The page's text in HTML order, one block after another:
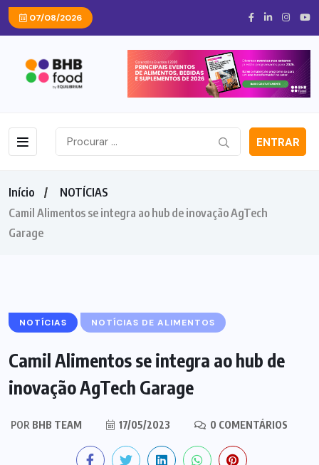
07/08/2026
ENTRAR
Início
NOTÍCIAS
Camil Alimentos se integra ao hub de inovação AgTech
Garage
NOTÍCIAS NOTÍCIAS DE ALIMENTOS
Camil Alimentos se integra ao hub de
inovação AgTech Garage
POR BHB TEAM 17/05/2023 0 COMENTÁRIOS